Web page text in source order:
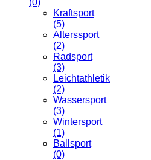
Kraftsport
(5)
Alterssport
(2)
Radsport
(3)
Leichtathletik
(2)
Wassersport
(3)
Wintersport
(1)
Ballsport
(0)